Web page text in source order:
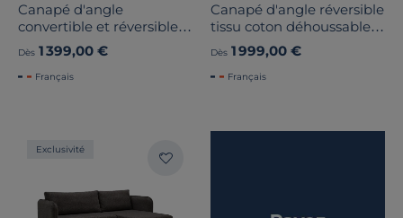
Canapé d'angle
convertible et réversible
tissu Pyram
Dès 1 399,00 €
Français
Canapé d'angle réversible
tissu coton déhoussable
Marbella
Dès 1 999,00 €
Français
Exclusivité